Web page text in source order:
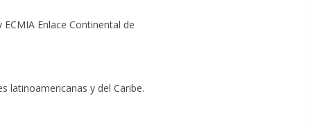
Enlace Continental de
latinoamericanas y del Caribe.